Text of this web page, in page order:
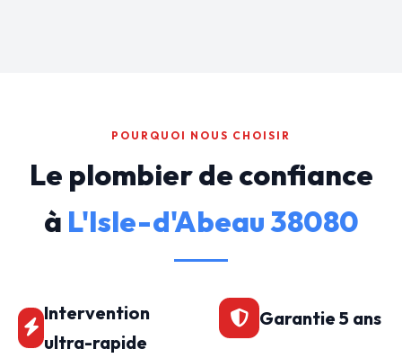
POURQUOI NOUS CHOISIR
Le plombier de confiance
à L'Isle-d'Abeau 38080
Intervention
ultra-rapide
Garantie 5 ans